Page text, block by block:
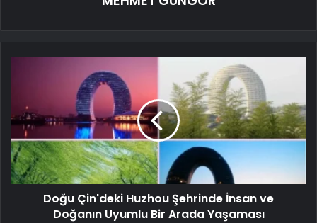
Doğu Çin'deki Huzhou Şehrinde İnsan ve
Doğanın Uyumlu Bir Arada Yaşaması